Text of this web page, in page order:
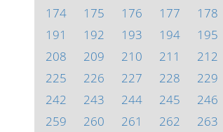
174
175 176 177 178
191
192 193 194 195
208
209 210 211 212
225
226 227 228 229
242
243 244 245 246
259
260 261 262 263